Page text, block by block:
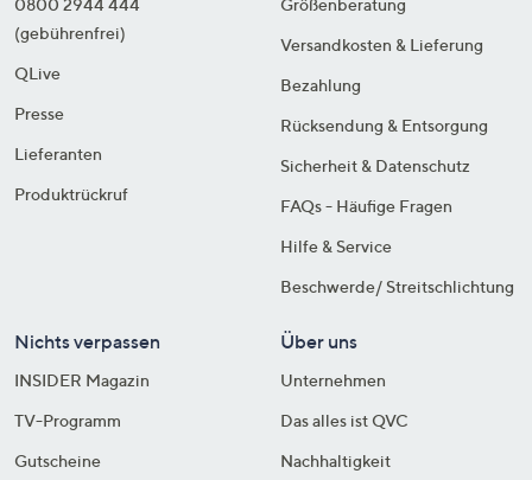
0800 2944 444
(gebührenfrei)
QLive
Presse
Lieferanten
Produktrückruf
Größenberatung
Versandkosten & Lieferung
Bezahlung
Rücksendung & Entsorgung
Sicherheit & Datenschutz
FAQs - Häufige Fragen
Hilfe & Service
Beschwerde/ Streitschlichtung
Nichts verpassen
INSIDER Magazin
TV-Programm
Gutscheine
Über uns
Unternehmen
Das alles ist QVC
Nachhaltigkeit